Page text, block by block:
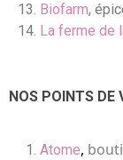
Biofarm,
La ferme de
NOS POINTS DE
Atome,